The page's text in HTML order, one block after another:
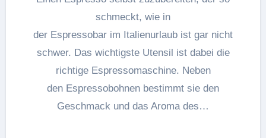
schmeckt, wie in
der Espressobar im Italienurlaub ist gar nicht
schwer. Das wichtigste Utensil ist dabei die
richtige Espressomaschine. Neben
den Espressobohnen bestimmt sie den
Geschmack und das Aroma des…